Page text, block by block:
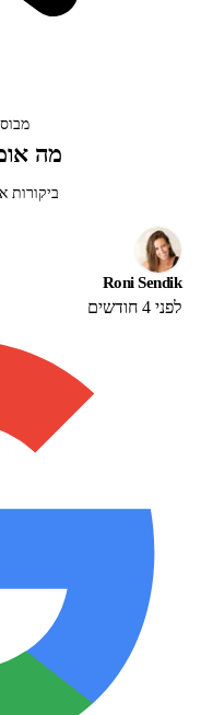
מה
ביקורות
Roni Sendik
לפני 4 חודשים